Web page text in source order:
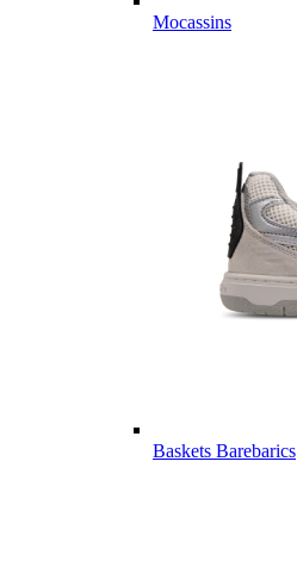
Mocassins
Baskets Barebarics